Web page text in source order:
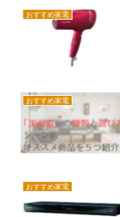
おすすめ家電
おすすめ家電
おすすめ家電